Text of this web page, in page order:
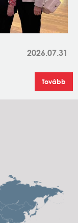
2026.07.31
Tovább